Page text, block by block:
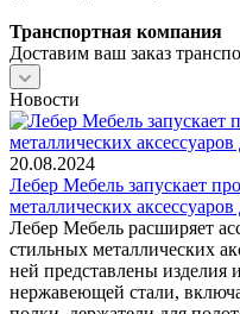
Транспортная компания
Доставим ваш заказ
Новости
20.08.2024
Лебер Мебель запускает
металлических
Лебер Мебель расширяет
стильных металлических
ней представлены изделия
нержавеющей стали,